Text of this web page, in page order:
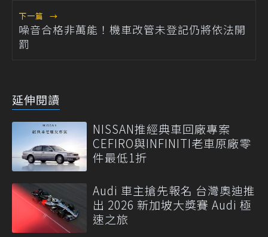
下一篇 →
噪音合格非萬能！機車改管未登記仍將依法開
罰
延伸閱讀
NISSAN推經典車回廠專案
CEFIRO與INFINITI老車原廠零
件最低1折
Audi 車主搶先報名 台灣奧迪推
出 2026 新加坡大獎賽 Audi 極
速之旅